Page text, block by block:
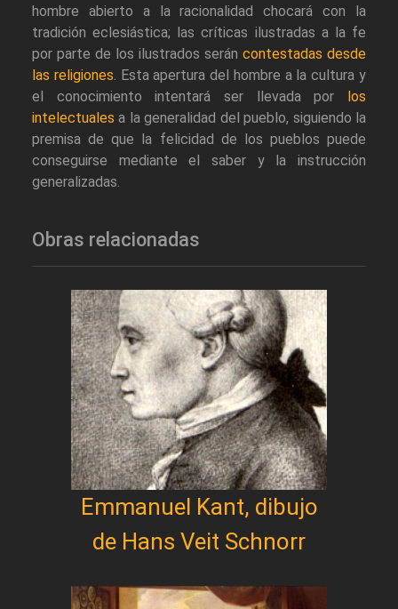
hombre abierto a la racionalidad chocará con la
tradición eclesiástica; las críticas ilustradas a la fe
por parte de los ilustrados serán contestadas desde
las religiones. Esta apertura del hombre a la cultura y
el conocimiento intentará ser llevada por
los
intelectuales a la generalidad del pueblo, siguiendo la
premisa de que la felicidad de los pueblos puede
conseguirse mediante el saber y la instrucción
generalizadas.
Obras relacionadas
Emmanuel Kant, dibujo
de Hans Veit Schnorr